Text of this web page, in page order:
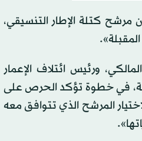
مرشح كتلة الإطار التنسيقي،
ورئيس ائتلاف الإعمار
في خطوة تؤكد الحرص على
المرشح الذي تتوافق معه